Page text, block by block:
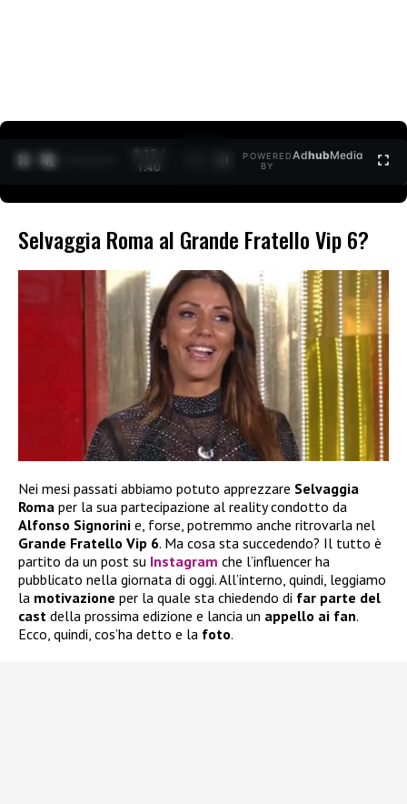
0:13 /
1:40
POWERED
BY
AdhubMedia
Selvaggia Roma al Grande Fratello Vip 6?
Nei mesi passati abbiamo potuto apprezzare Selvaggia
Roma per la sua partecipazione al reality condotto da
Alfonso Signorini e, forse, potremmo anche ritrovarla nel
Grande Fratello Vip 6. Ma cosa sta succedendo? Il tutto è
partito da un post su Instagram che l’influencer ha
pubblicato nella giornata di oggi. All’interno, quindi, leggiamo
la motivazione per la quale sta chiedendo di far parte del
cast della prossima edizione e lancia un appello ai fan.
Ecco, quindi, cos’ha detto e la foto.